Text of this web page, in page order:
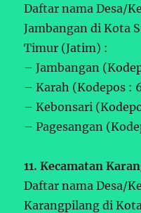
Daftar nama Desa/
Jambangan di Kota
Timur (Jatim) :
– Jambangan
– Karah (Kodepos :
– Kebonsari
– Pagesangan
11. Kecamatan
Daftar nama Desa/
Karangpilang di